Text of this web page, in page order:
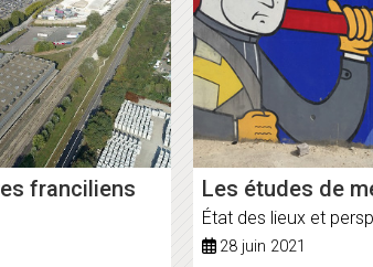
franciliens
Les études de
État des lieux et
28 juin 2021